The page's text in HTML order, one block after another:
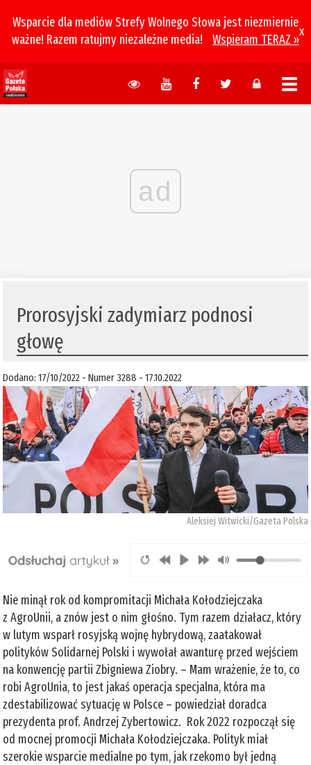
Wsparcie dla mediów Strefy Wolnego Słowa jest niezmiernie
ważne! Razem ratujmy niezależne media!
Wspieram TERAZ »
x
ad
Prorosyjski zadymiarz podnosi
głowę
Dodano: 17/10/2022 - Numer 3288 - 17.10.2022
Aleksiej Witwicki/Gazeta Polska
Nie minął rok od kompromitacji Michała Kołodziejczaka
z AgroUnii, a znów jest o nim głośno. Tym razem działacz, który
w lutym wsparł rosyjską wojnę hybrydową, zaatakował
polityków Solidarnej Polski i wywołał awanturę przed wejściem
na konwencję partii Zbigniewa Ziobry. – Mam wrażenie, że to, co
robi AgroUnia, to jest jakaś operacja specjalna, która ma
zdestabilizować sytuację w Polsce – powiedział doradca
prezydenta prof. Andrzej Zybertowicz. Rok 2022 rozpoczął się
od mocnej promocji Michała Kołodziejczaka. Polityk miał
szerokie wsparcie medialne po tym, jak rzekomo był jedną